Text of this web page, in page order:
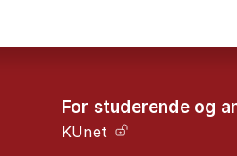
For studerende og
KUnet